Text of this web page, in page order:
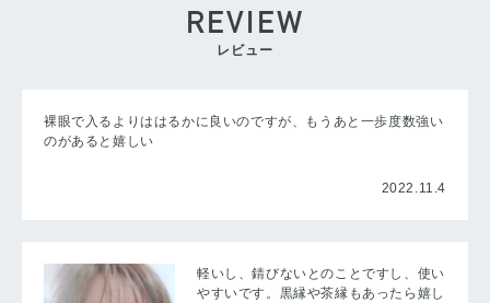
REVIEW
レビュー
裸眼で入るよりははるかに良いのですが、もうあと一歩度数強い
のがあると嬉しい
2022.11.4
軽いし、錆びないとのことですし、使い
やすいです。黒縁や茶縁もあったら嬉し